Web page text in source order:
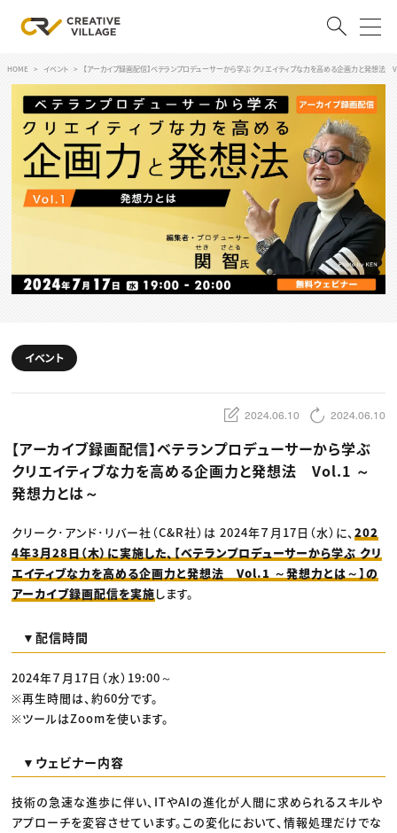
ログイン 会員登録
RECRUIT
クリエイター求人を探す
CREATIVE JOB求人検索
採用説明会
転職支援サービス
CONTENTS
スキルアップしたい！ トップ
デザイン
動画配信・映像制作
ディレクション
業界解説・キャリア事情
お役立ち基礎知識
TOP Creator’s コラム
ゲームクリエイター
映像クリエイター
マーケッター
クリエイターインタビュー
C＆R Magazine
ニュース・トレンド
ニュース・トレンド トップ
Web
映像
ゲーム・エンタメ
広告
出版
CREATIVE VILLAGEからのお知らせ
HOME イベント 【アーカイブ録画配信】ベテランプロデューサーから学ぶ クリエイティブな力を高める企画力と発想法
イベント
2024.06.10 2024.06.10
【アーカイブ録画配信】ベテランプロデューサーから学ぶ
クリエイティブな力を高める企画力と発想法 Vol.1 ～
発想力とは～
クリーク･アンド･リバー社（C&R社）は 2024年７月17日（水）に、202
4年3月28日（木）に実施した、【ベテランプロデューサーから学ぶ クリ
エイティブな力を高める企画力と発想法 Vol.1 ～発想力とは～】の
アーカイブ録画配信を実施します。
▼配信時間
2024年７月17日（水）19:00～
※再生時間は、約60分です。
※ツールはZoomを使います。
▼ウェビナー内容
技術の急速な進歩に伴い、ITやAIの進化が人間に求められるスキルや
アプローチを変容させています。この変化において、情報処理だけでな